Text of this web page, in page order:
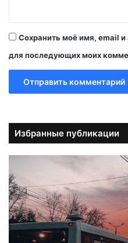
Сохранить моё имя, email и
для последующих моих
Избранные публикации
в
т
о
б
у